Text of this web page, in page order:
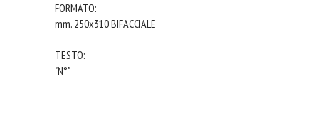
FORMATO:
mm. 250x310 BIFACCIALE
TESTO:
"N°"